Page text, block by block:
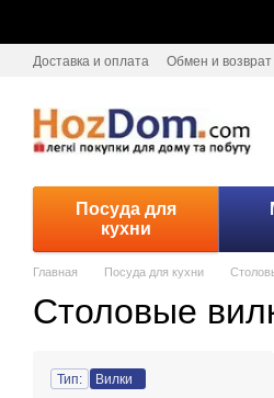
Доставка и оплата Обмен и возврат
Посуда для
кухни
Главная Посуда для кухни
Столовые
Тип:
Вилки